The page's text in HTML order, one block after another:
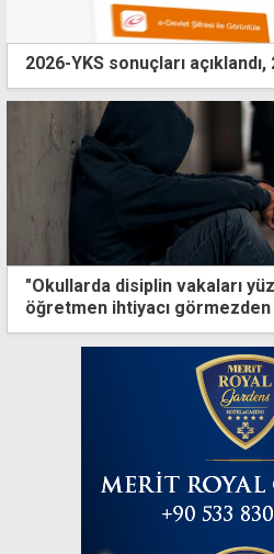
2026-YKS sonuçları
"Okullarda disiplin vakaları
öğretmen ihtiyacı